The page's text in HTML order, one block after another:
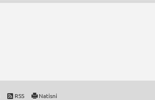
RSS Natisni